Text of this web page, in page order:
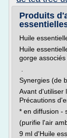
Produits
Huile
Huile
gorge
Synergies (de
Avant d'utiliser
Précautions
* en diffusion -
(purifie l'air
9 ml d'Huile